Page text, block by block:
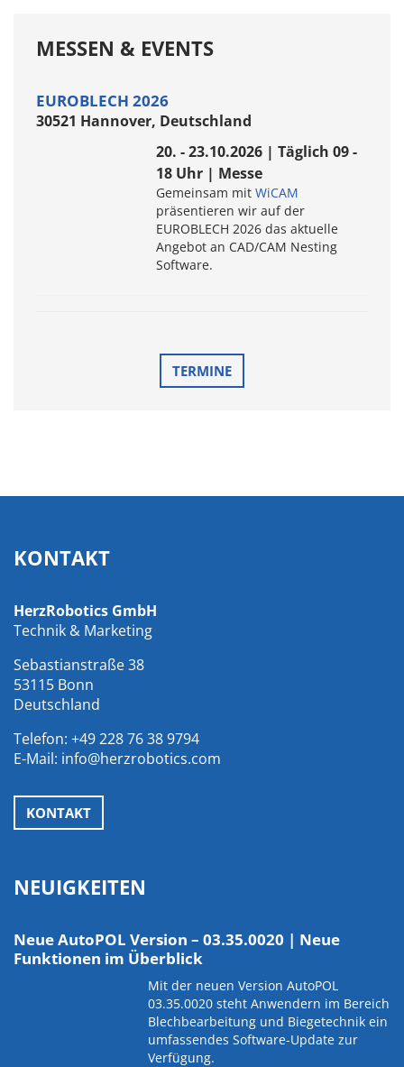
MESSEN & EVENTS
EUROBLECH 2026
30521 Hannover, Deutschland
20. - 23.10.2026 | Täglich 09 -
18 Uhr | Messe
Gemeinsam mit WiCAM
präsentieren wir auf der
EUROBLECH 2026 das aktuelle
Angebot an CAD/CAM Nesting
Software.
TERMINE
KONTAKT
HerzRobotics GmbH
Technik & Marketing
Sebastianstraße 38
53115 Bonn
Deutschland
Telefon: +49 228 76 38 9794
E-Mail: info@herzrobotics.com
KONTAKT
NEUIGKEITEN
Neue AutoPOL Version – 03.35.0020 | Neue
Funktionen im Überblick
Mit der neuen Version AutoPOL
03.35.0020 steht Anwendern im Bereich
Blechbearbeitung und Biegetechnik ein
umfassendes Software-Update zur
Verfügung.